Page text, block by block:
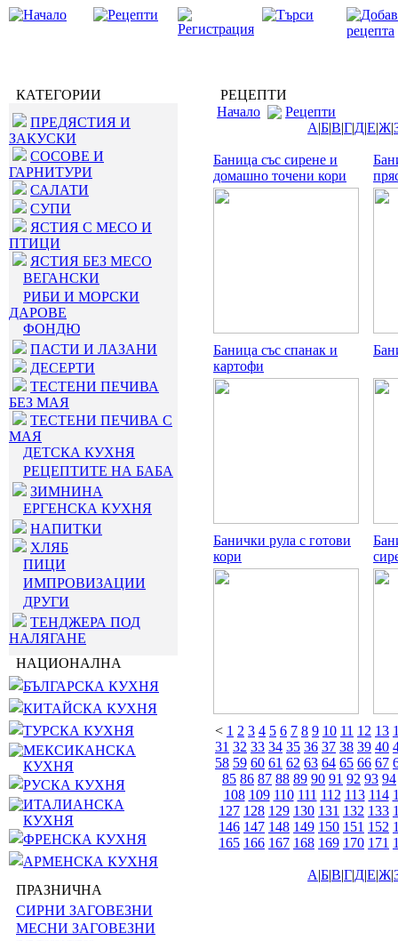
КАТЕГОРИИ
ПРЕДЯСТИЯ И
ЗАКУСКИ
СОСОВЕ И
ГАРНИТУРИ
САЛАТИ
СУПИ
ЯСТИЯ С МЕСО И
ПТИЦИ
ЯСТИЯ БЕЗ МЕСО
ВЕГАНСКИ
РИБИ И МОРСКИ
ДАРОВЕ
ФОНДЮ
ПАСТИ И ЛАЗАНИ
ДЕСЕРТИ
ТЕСТЕНИ ПЕЧИВА
БЕЗ МАЯ
ТЕСТЕНИ ПЕЧИВА С
МАЯ
ДЕТСКА КУХНЯ
РЕЦЕПТИТЕ НА БАБА
ЗИМНИНА
ЕРГЕНСКА КУХНЯ
НАПИТКИ
ХЛЯБ
ПИЦИ
ИМПРОВИЗАЦИИ
ДРУГИ
ТЕНДЖЕРА ПОД
НАЛЯГАНЕ
НАЦИОНАЛНА
БЪЛГАРСКА КУХНЯ
КИТАЙСКА КУХНЯ
ТУРСКА КУХНЯ
МЕКСИКАНСКА
КУХНЯ
РУСКА КУХНЯ
ИТАЛИАНСКА
КУХНЯ
ФРЕНСКА КУХНЯ
АРМЕНСКА КУХНЯ
ПРАЗНИЧНА
СИРНИ ЗАГОВЕЗНИ
МЕСНИ ЗАГОВЕЗНИ
РЕЦЕПТИ
Начало
Рецепти
А|Б|В|Г|Д|Е|Ж|
Баница със сирене и
домашно точени кори
Баница със спанак и
картофи
Банички рула с готови
кори
< 1 2 3 4 5 6 7 8 9 10 11 12 13
31 32 33 34 35 36 37 38 39 40
58 59 60 61 62 63 64 65 66 67
85 86 87 88 89 90 91 92 93 94
108 109 110 111 112 113 114
127 128 129 130 131 132 133
146 147 148 149 150 151 152
165 166 167 168 169 170 171
А|Б|В|Г|Д|Е|Ж|